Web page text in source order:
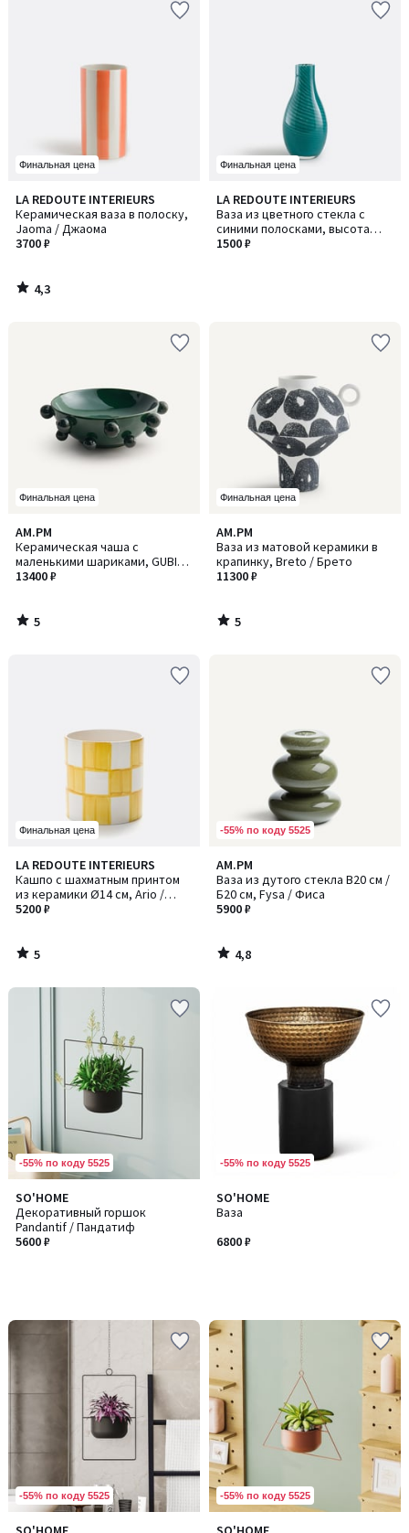
Финальная цена
LA REDOUTE INTERIEURS
Керамическая ваза в полоску,
Jaoma / Джаома
3700 ₽
4,3
/ 5
4,3
/
Финальная цена
LA REDOUTE INTERIEURS
Ваза из цветного стекла с
синими полосками, высота
14,3 см, MARLIA / МАРЛИЯ
1500 ₽
Финальная цена
AM.PM
Керамическая чаша с
маленькими шариками, GUBIO
/ ГАБИО
13400 ₽
5
/
5
5
/
Финальная цена
AM.PM
Ваза из матовой керамики в
крапинку, Breto / Брето
11300 ₽
5
/
5
5
/
Финальная цена
LA REDOUTE INTERIEURS
Кашпо с шахматным принтом
из керамики Ø14 см, Ario /
Арио
5200 ₽
5
/
5
5
/
-55% по коду 5525
AM.PM
Ваза из дутого стекла В20 см /
Б20 см, Fysa / Фиса
5900 ₽
4,8
/ 5
4,8
/
-55% по коду 5525
SO'HOME
Декоративный горшок
Pandantif / Пандатиф
5600 ₽
-55% по коду 5525
SO'HOME
Ваза
6800 ₽
-55% по коду 5525 -55% по коду 5525